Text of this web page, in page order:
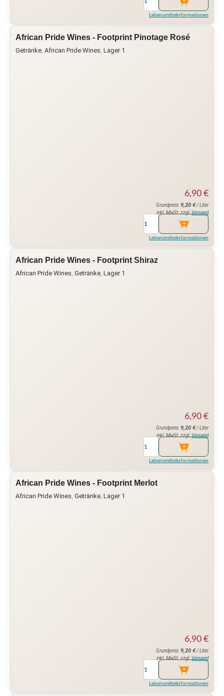
Lebensmittelinformationen
African Pride Wines - Footprint Pinotage Rosé
Getränke, African Pride Wines, Lager 1
6,90 €
Grundpreis:9,20 €/ Liter
inkl. MwSt. zzgl. Versand
Lebensmittelinformationen
African Pride Wines - Footprint Shiraz
African Pride Wines, Getränke, Lager 1
6,90 €
Grundpreis:9,20 €/ Liter
inkl. MwSt. zzgl. Versand
Lebensmittelinformationen
African Pride Wines - Footprint Merlot
African Pride Wines, Getränke, Lager 1
6,90 €
Grundpreis:9,20 €/ Liter
inkl. MwSt. zzgl. Versand
Lebensmittelinformationen